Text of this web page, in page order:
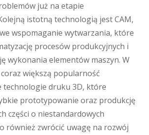
już na etapie
istotną technologią jest CAM,
wspomaganie wytwarzania, które
procesów produkcyjnych i
wykonania elementów maszyn. W
większą popularność
technologie druku 3D, które
prototypowanie oraz produkcję
części o niestandardowych
również zwrócić uwagę na rozwój